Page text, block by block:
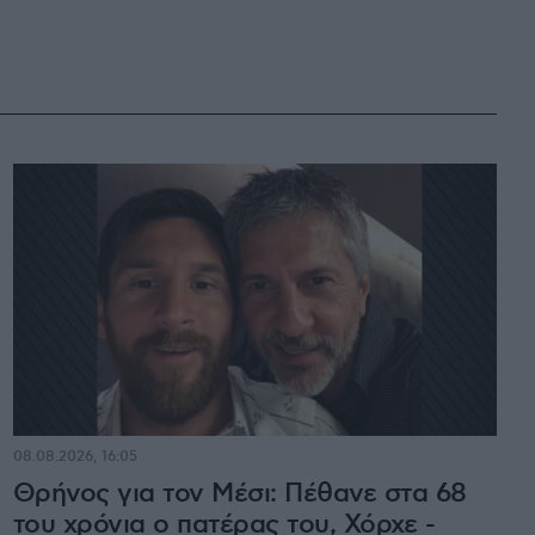
Θρήνος για τον Μέσι: Πέθανε στα 68
του χρόνια ο πατέρας του, Χόρχε -
08.08.2026, 16:05